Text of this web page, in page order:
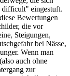
difficult" eingestuft.
Bewertungen
die vor
Steigungen,
bei Nässe,
Wenn man
auch ohne
zur